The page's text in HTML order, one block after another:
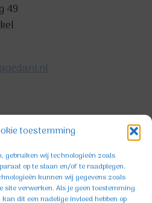
toestemming
gebruiken wij technologieën zoals
op te slaan en/of te raadplegen.
kunnen wij gegevens zoals
verwerken. Als je geen toestemming
dit een nadelige invloed hebben op
49